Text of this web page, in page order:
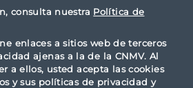
consulta nuestra Política de
enlaces a sitios web de terceros
ajenas a la de la CNMV. Al
a ellos, usted acepta las cookies
y sus políticas de privacidad y